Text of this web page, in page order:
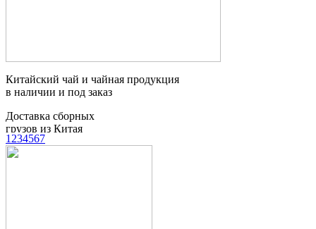
Китайский чай и чайная продукция
в наличии и под заказ
Доставка сборных
грузов из Китая
Таможенное
1234567